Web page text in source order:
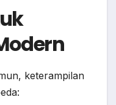
keterampilan